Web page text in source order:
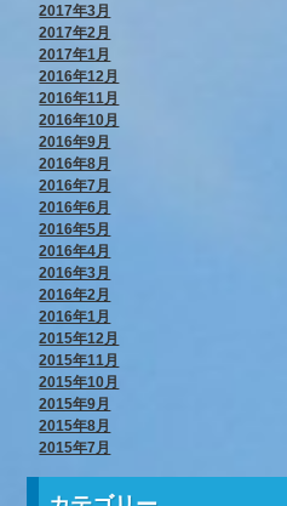
2017年3月
2017年2月
2017年1月
2016年12月
2016年11月
2016年10月
2016年9月
2016年8月
2016年7月
2016年6月
2016年5月
2016年4月
2016年3月
2016年2月
2016年1月
2015年12月
2015年11月
2015年10月
2015年9月
2015年8月
2015年7月